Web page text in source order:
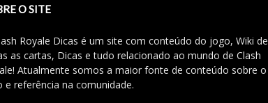
O SITE
Royale Dicas é um site com conteúdo do jogo, Wiki de
as cartas, Dicas e tudo relacionado ao mundo de Clash
Atualmente somos a maior fonte de conteúdo sobre o
e referência na comunidade.